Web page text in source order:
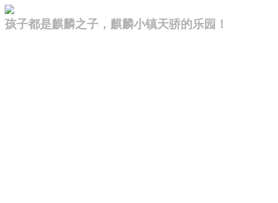
孩子都是麒麟之子，麒麟小镇天骄的乐园！